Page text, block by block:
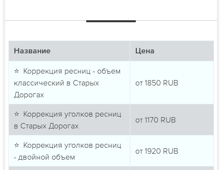
Название Цена
⭐ Коррекция ресниц - объем
классический в Старых
Дорогах
от 1850 RUB
⭐ Коррекция уголков ресниц
в Старых Дорогах
от 1170 RUB
⭐ Коррекция уголков ресниц
- двойной объем
от 1920 RUB